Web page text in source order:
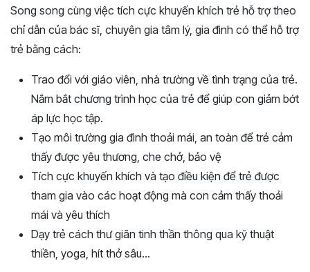
Song song cùng việc tích cực khuyến khích trẻ hỗ trợ theo
chỉ dẫn của bác sĩ, chuyên gia tâm lý, gia đình có thể hỗ trợ
trẻ bằng cách:
Trao đổi với giáo viên, nhà trường về tình trạng của trẻ.
Nắm bắt chương trình học của trẻ để giúp con giảm bớt
áp lực học tập.
Tạo môi trường gia đình thoải mái, an toàn để trẻ cảm
thấy được yêu thương, che chở, bảo vệ
Tích cực khuyến khích và tạo điều kiện để trẻ được
tham gia vào các hoạt động mà con cảm thấy thoải
mái và yêu thích
Dạy trẻ cách thư giãn tinh thần thông qua kỹ thuật
thiền, yoga, hít thở sâu…